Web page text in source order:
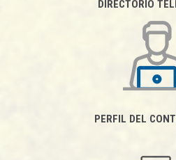
DIRECTORIO
PERFIL DEL